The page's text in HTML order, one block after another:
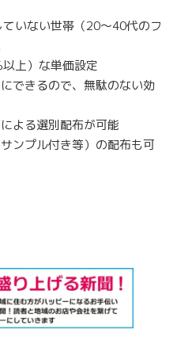
いない世帯（20〜40代のフ
上）な単価設定
できるので、無駄のない効
よる選別配布が可能
ンプル付き等）の配布も可